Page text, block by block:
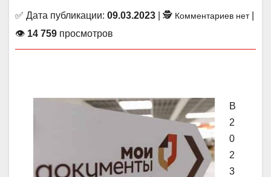
✅ Дата публикации: 09.03.2023 | 🕵 Комментариев нет|
👁 14 759 просмотров
В
2
0
2
3